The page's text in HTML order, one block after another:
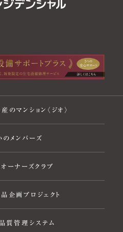
のマンション〈ジオ〉
のメンバーズ
ーナーズクラブ
品企画プロジェクト
品質管理システム